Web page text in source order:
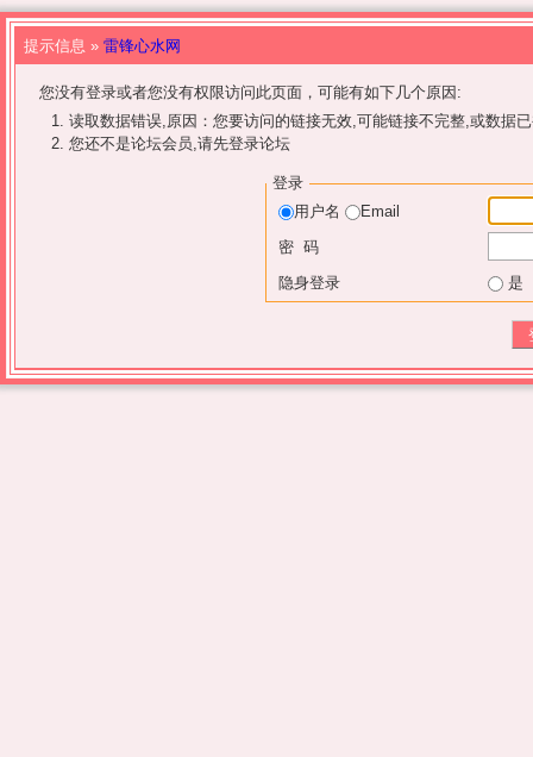
提示信息 » 雷锋心水网
您没有登录或者您没有权限访问此页面，可能有如下几个原因:
读取数据错误,原因：您要访问的链接无效,可能链接不完整,或数据
您还不是论坛会员,请先登录论坛
登录
用户名
Email
密 码
隐身登录